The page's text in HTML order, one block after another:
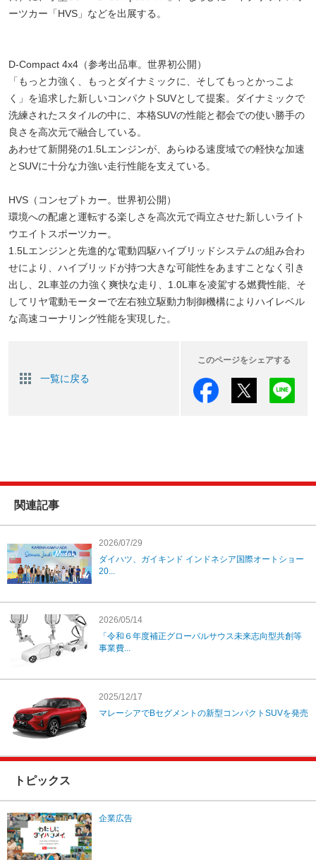
ーツカー「HVS」などを出展する。
D-Compact 4x4（参考出品車。世界初公開）
「もっと力強く、もっとダイナミックに、そしてもっとかっこよ
く」を追求した新しいコンパクトSUVとして提案。ダイナミックで
洗練されたスタイルの中に、本格SUVの性能と都会での使い勝手の
良さを高次元で融合している。
あわせて新開発の1.5Lエンジンが、あらゆる速度域での軽快な加速
とSUVに十分な力強い走行性能を支えている。
HVS（コンセプトカー。世界初公開）
環境への配慮と運転する楽しさを高次元で両立させた新しいライト
ウエイトスポーツカー。
1.5Lエンジンと先進的な電動四駆ハイブリッドシステムの組み合わ
せにより、ハイブリッドが持つ大きな可能性をあますことなく引き
出し、2L車並の力強く爽快な走り、1.0L車を凌駕する燃費性能、そ
してリヤ電動モーターで左右独立駆動力制御機構によりハイレベル
な高速コーナリング性能を実現した。
一覧に戻る
このページをシェアする
関連記事
2026/07/29
ダイハツ、ガイキンド インドネシア国際オートショー
20...
2026/05/14
「令和６年度補正グローバルサウス未来志向型共創等
事業費...
2025/12/17
マレーシアでBセグメントの新型コンパクトSUVを発売
トピックス
企業広告